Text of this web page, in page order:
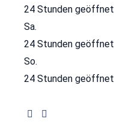
24 Stunden geöffnet
Sa.
24 Stunden geöffnet
So.
24 Stunden geöffnet